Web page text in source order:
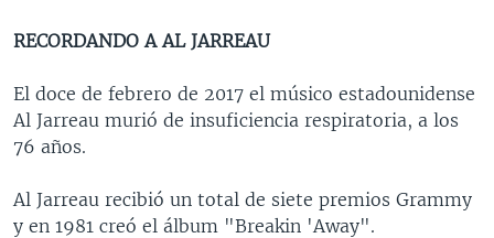
RECORDANDO A AL JARREAU
El doce de febrero de 2017 el músico estadounidense
Al Jarreau murió de insuficiencia respiratoria, a los
76 años.
Al Jarreau recibió un total de siete premios Grammy
y en 1981 creó el álbum "Breakin 'Away".